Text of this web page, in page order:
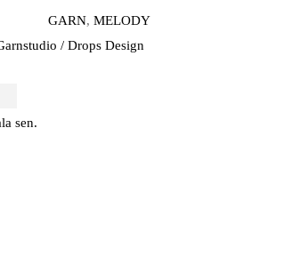
GARN, MELODY
/ Drops Design
sen.